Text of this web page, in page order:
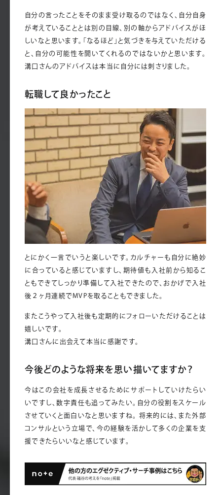
自分の言ったことをそのまま受け取るのではなく、自分自身
が考えていることとは別の目線、別の軸からアドバイスがほ
しいなと思います。「なるほど」と気づきを与えていただける
と、自分の可能性を開いてくれるのではないかと思います。
溝口さんのアドバイスは本当に自分には刺さりました。
転職して良かったこと
とにかく一言でいうと楽しいです。カルチャーも自分に絶妙
に合っていると感じていますし、期待値も入社前から知るこ
ともできてしっかり準備して入社できたので、おかげで入社
後２ヶ月連続でMVPを取ることもできました。
またこうやって入社後も定期的にフォローいただけることは
嬉しいです。
溝口さんに出会えて本当に感謝です。
今後どのような将来を思い描いてますか？
今はこの会社を成長させるためにサポートしていけたらい
いですし、数字責任も追ってみたい。自分の役割をスケール
させていくと面白いなと思いますね。 将来的には、また外部
コンサルという立場で、今の経験を活かして多くの企業を支
援できたらいいなと感じています。